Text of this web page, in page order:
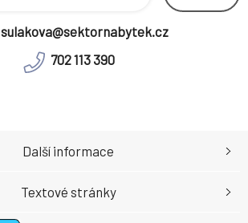
sulakova@sektornabytek.cz
702 113 390
Další informace
Textové stránky